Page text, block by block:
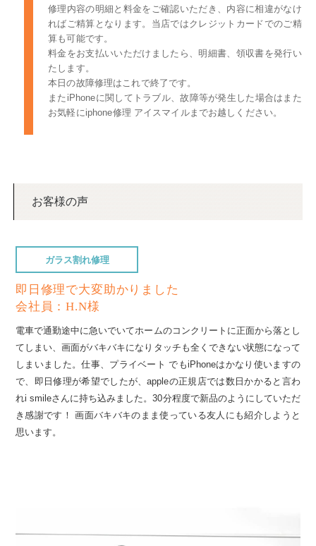
修理内容の明細と料金をご確認いただき、内容に相違がなけ
ればご精算となります。当店ではクレジットカードでのご精
算も可能です。
料金をお支払いいただけましたら、明細書、領収書を発行い
たします。
本日の故障修理はこれで終了です。
またiPhoneに関してトラブル、故障等が発生した場合はまた
お気軽にiphone修理 アイスマイルまでお越しください。
お客様の声
ガラス割れ修理
即日修理で大変助かりました
会社員：H.N様
電車で通勤途中に急いでいてホームのコンクリートに正面から落とし
てしまい、画面がバキバキになりタッチも全くできない状態になって
しまいました。仕事、プライベート でもiPhoneはかなり使いますの
で、即日修理が希望でしたが、appleの正規店では数日かかると言わ
れi smileさんに持ち込みました。30分程度で新品のようにしていただ
き感謝です！ 画面バキバキのまま使っている友人にも紹介しようと
思います。